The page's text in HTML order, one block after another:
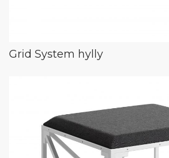
Grid System hylly